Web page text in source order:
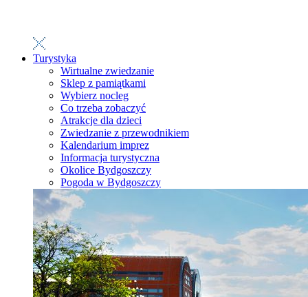
Turystyka
Wirtualne zwiedzanie
Sklep z pamiątkami
Wybierz nocleg
Co trzeba zobaczyć
Atrakcje dla dzieci
Zwiedzanie z przewodnikiem
Kalendarium imprez
Informacja turystyczna
Okolice Bydgoszczy
Pogoda w Bydgoszczy